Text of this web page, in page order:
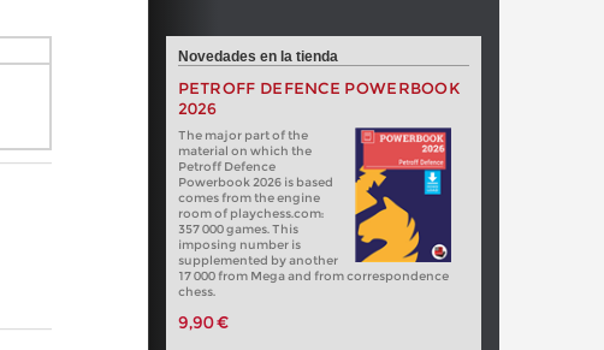
Novedades en la tienda
PETROFF DEFENCE POWERBOOK
2026
The major part of the
material on which the
Petroff Defence
Powerbook 2026 is based
comes from the engine
room of playchess.com:
357 000 games. This
imposing number is
supplemented by another
17 000 from Mega and from correspondence
chess.
9,90 €